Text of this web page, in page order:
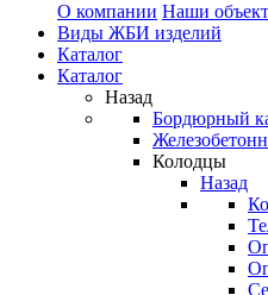
О компании Наши
Виды ЖБИ изделий
Каталог
Каталог
Назад
Бордюрный
Колодцы
Назад